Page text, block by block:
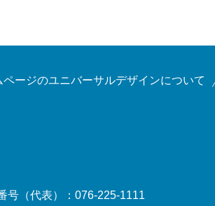
ページのユニバーサルデザインについて
号（代表）：076-225-1111